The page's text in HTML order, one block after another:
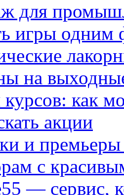
для
игры одним
на
как
акции
и
с
— сервис,